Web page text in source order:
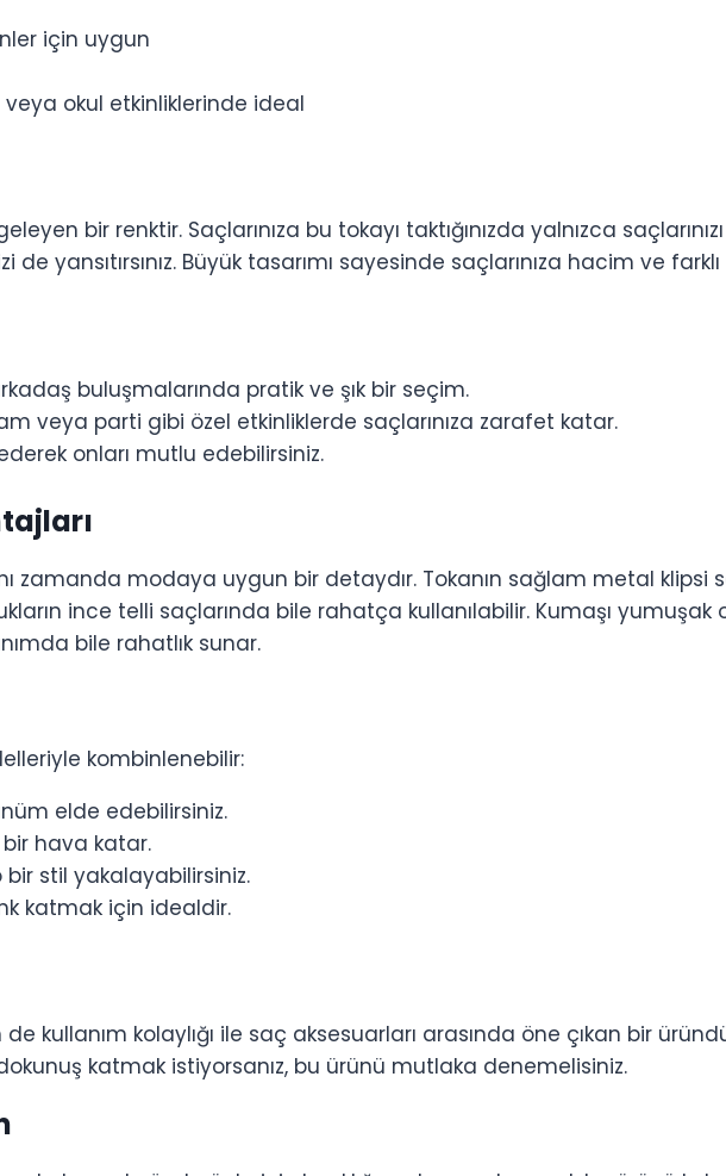
için uygun
okul etkinliklerinde ideal
bir renktir. Saçlarınıza bu tokayı taktığınızda yalnızca
yansıtırsınız. Büyük tasarımı sayesinde saçlarınıza hacim ve
buluşmalarında pratik ve şık bir seçim.
veya parti gibi özel etkinliklerde saçlarınıza zarafet katar.
onları mutlu edebilirsiniz.
zamanda modaya uygun bir detaydır. Tokanın sağlam metal klipsi
ince telli saçlarında bile rahatça kullanılabilir. Kumaşı
bile rahatlık sunar.
kombinlenebilir:
elde edebilirsiniz.
hava katar.
bir stil yakalayabilirsiniz.
katmak için idealdir.
kullanım kolaylığı ile saç aksesuarları arasında öne çıkan bir
katmak istiyorsanız, bu ürünü mutlaka denemelisiniz.